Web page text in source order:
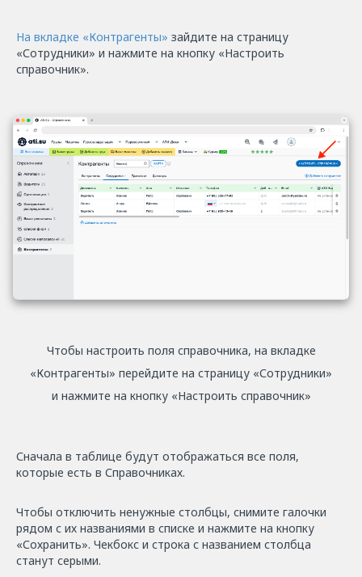
На вкладке «Контрагенты» зайдите на страницу
«Сотрудники» и нажмите на кнопку «Настроить
справочник».
Чтобы настроить поля справочника, на вкладке
«Контрагенты» перейдите на страницу «Сотрудники»
и нажмите на кнопку «Настроить справочник»
Сначала в таблице будут отображаться все поля,
которые есть в Справочниках.
Чтобы отключить ненужные столбцы, снимите галочки
рядом с их названиями в списке и нажмите на кнопку
«Сохранить». Чекбокс и строка с названием столбца
станут серыми.